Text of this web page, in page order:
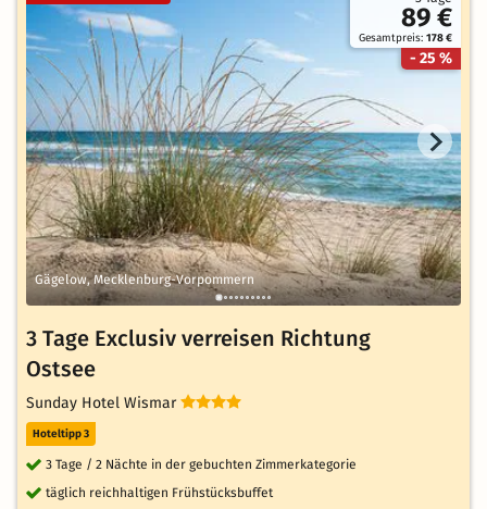
89 €
Gesamtpreis: 178 €
- 25 %
Gägelow, Mecklenburg-Vorpommern
3 Tage Exclusiv verreisen Richtung
Ostsee
Sunday Hotel Wismar
Hoteltipp 3
3 Tage / 2 Nächte in der gebuchten Zimmerkategorie
täglich reichhaltigen Frühstücksbuffet